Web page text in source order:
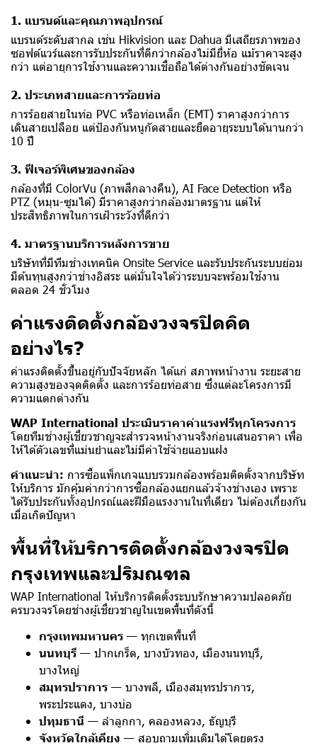
1. แบรนด์และคุณภาพอุปกรณ์
แบรนด์ระดับสากล เช่น Hikvision และ Dahua มีเสถียรภาพของ
ซอฟต์แวร์และการรับประกันที่ดีกว่ากล้องไม่มียี่ห้อ แม้ราคาจะสูง
กว่า แต่อายุการใช้งานและความเชื่อถือได้ต่างกันอย่างชัดเจน
2. ประเภทสายและการร้อยท่อ
การร้อยสายในท่อ PVC หรือท่อเหล็ก (EMT) ราคาสูงกว่าการ
เดินสายเปลือย แต่ป้องกันหนูกัดสายและยืดอายุระบบได้นานกว่า
10 ปี
3. ฟีเจอร์พิเศษของกล้อง
กล้องที่มี ColorVu (ภาพสีกลางคืน), AI Face Detection หรือ
PTZ (หมุน-ซูมได้) มีราคาสูงกว่ากล้องมาตรฐาน แต่ให้
ประสิทธิภาพในการเฝ้าระวังที่ดีกว่า
4. มาตรฐานบริการหลังการขาย
บริษัทที่มีทีมช่างเทคนิค Onsite Service และรับประกันระบบย่อม
มีต้นทุนสูงกว่าช่างอิสระ แต่มั่นใจได้ว่าระบบจะพร้อมใช้งาน
ตลอด 24 ชั่วโมง
ค่าแรงติดตั้งกล้องวงจรปิดคิด
อย่างไร?
ค่าแรงติดตั้งขึ้นอยู่กับปัจจัยหลัก ได้แก่ สภาพหน้างาน ระยะสาย
ความสูงของจุดติดตั้ง และการร้อยท่อสาย ซึ่งแต่ละโครงการมี
ความแตกต่างกัน
WAP International ประเมินราคาค่าแรงฟรีทุกโครงการ
โดยทีมช่างผู้เชี่ยวชาญจะสำรวจหน้างานจริงก่อนเสนอราคา เพื่อ
ให้ได้ตัวเลขที่แม่นยำและไม่มีค่าใช้จ่ายแอบแฝง
คำแนะนำ: การซื้อแพ็กเกจแบบรวมกล้องพร้อมติดตั้งจากบริษัท
ให้บริการ มักคุ้มค่ากว่าการซื้อกล้องแยกแล้วจ้างช่างเอง เพราะ
ได้รับประกันทั้งอุปกรณ์และฝีมือแรงงานในที่เดียว ไม่ต้องเกี่ยงกัน
เมื่อเกิดปัญหา
พื้นที่ให้บริการติดตั้งกล้องวงจรปิด
กรุงเทพและปริมณฑล
WAP International ให้บริการติดตั้งระบบรักษาความปลอดภัย
ครบวงจรโดยช่างผู้เชี่ยวชาญในเขตพื้นที่ดังนี้
กรุงเทพมหานคร — ทุกเขตพื้นที่
นนทบุรี — ปากเกร็ด, บางบัวทอง, เมืองนนทบุรี,
บางใหญ่
สมุทรปราการ — บางพลี, เมืองสมุทรปราการ,
พระประแดง, บางบ่อ
ปทุมธานี — ลำลูกกา, คลองหลวง, ธัญบุรี
จังหวัดใกล้เคียง — สอบถามเพิ่มเติมได้โดยตรง